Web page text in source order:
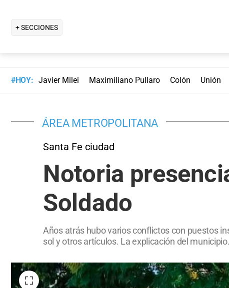
+ SECCIONES
#HOY: Javier Milei Maximiliano Pullaro Colón Unión
ÁREA METROPOLITANA
Santa Fe ciudad
Notoria
Soldado
Años atrás hubo varios conflictos con puestos
sol y otros artículos. La explicación del municipio.